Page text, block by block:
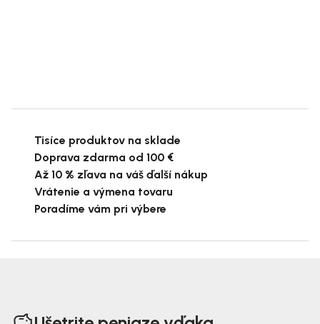
Tisíce produktov na sklade
Doprava zdarma od 100 €
Až 10 % zľava na váš ďalší nákup
Vrátenie a výmena tovaru
Poradíme vám pri výbere